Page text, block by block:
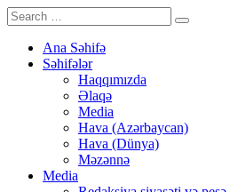
Ana Səhifə
Səhifələr
Haqqımızda
Əlaqə
Media
Hava (Azərbaycan)
Hava (Dünya)
Məzənnə
Media